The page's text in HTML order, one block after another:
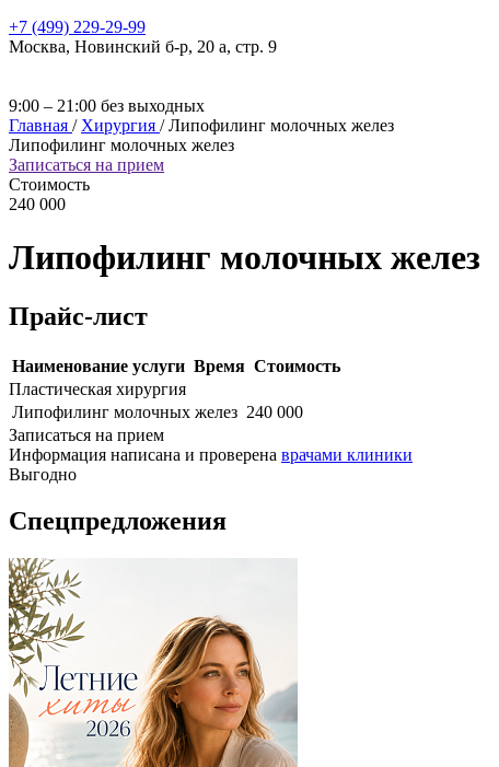
+7 (499) 229-29-99
Москва, Новинский б-р, 20 а, стр. 9
9:00 – 21:00 без выходных
Главная / Хирургия /Липофилинг молочных желез
Липофилинг молочных желез
Записаться на прием
Стоимость
240 000
Липофилинг молочных желез
Прайс-лист
Наименование услуги Время Стоимость
Пластическая хирургия
Липофилинг молочных желез 240 000
Записаться на прием
Информация написана и проверена врачами клиники
Выгодно
Спецпредложения